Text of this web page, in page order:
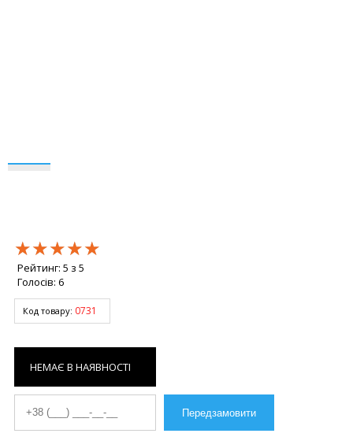
★★★★★
★★★★★
★★★★★
Рейтинг: 5 з 5
Голосів: 6
Код товару: 0731
НЕМАЄ В НАЯВНОСТІ